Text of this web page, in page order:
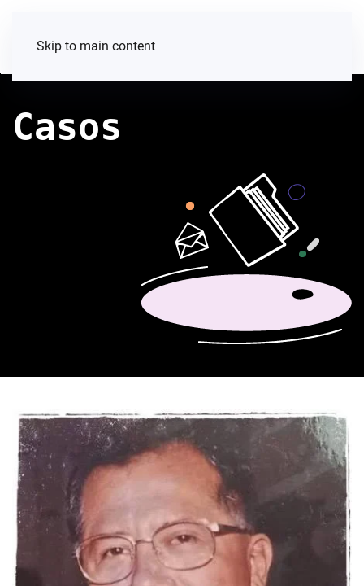
Skip to main content
Casos